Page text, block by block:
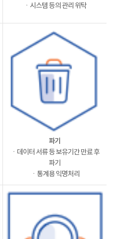
ㆍ시스템 등의 관리 위탁
파기
ㆍ데이터 서류 등 보유기간 만료 후
파기
ㆍ통계용 익명처리